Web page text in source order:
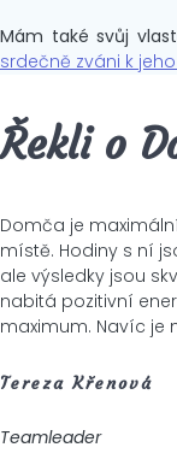
Mám také svůj
srdečně zváni k
Řekli o
Domča je
místě. Hodiny s ní
ale výsledky jsou
nabitá pozitivní
maximum. Navíc je
Tereza Křenová
Teamleader